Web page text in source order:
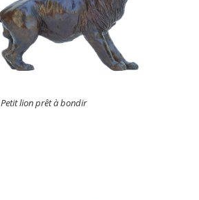
Petit lion prêt à bondir